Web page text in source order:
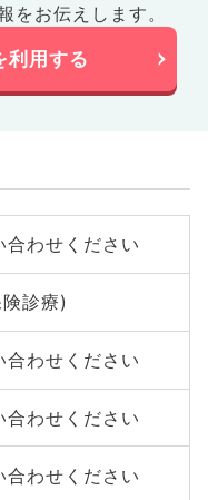
をお伝えします。
利用する
わせください
診療)
わせください
わせください
わせください